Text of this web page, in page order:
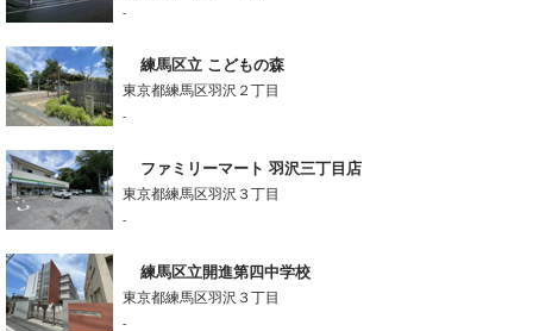
-
練馬区立 こどもの森
東京都練馬区羽沢２丁目
-
ファミリーマート 羽沢三丁目店
東京都練馬区羽沢３丁目
-
練馬区立開進第四中学校
東京都練馬区羽沢３丁目
-